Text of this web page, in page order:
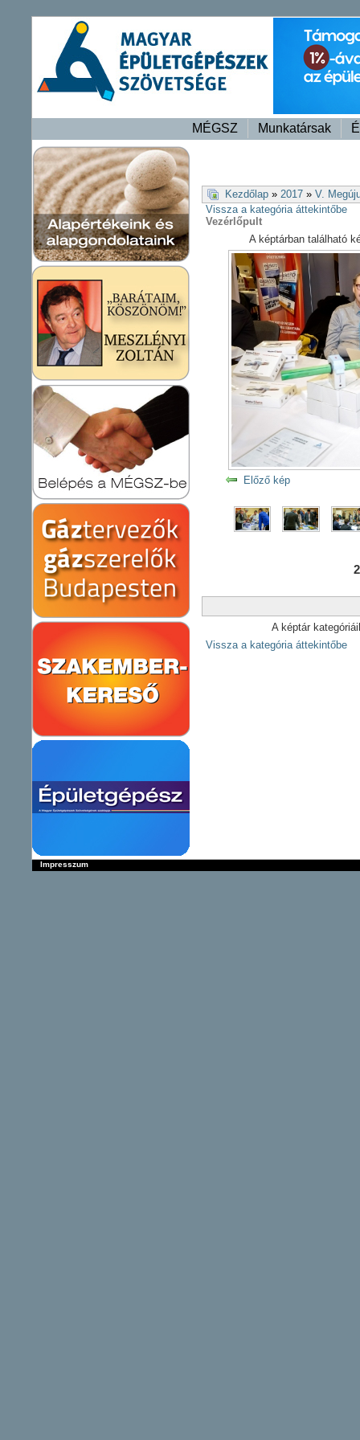
MÉGSZ Munkatársak
Kezdőlap » 2017 » V.
Vissza a kategória áttekintőbe
Vezérlőpult
A képtárban található
Előző kép
A képtár
Vissza a kategória áttekintőbe
Impresszum